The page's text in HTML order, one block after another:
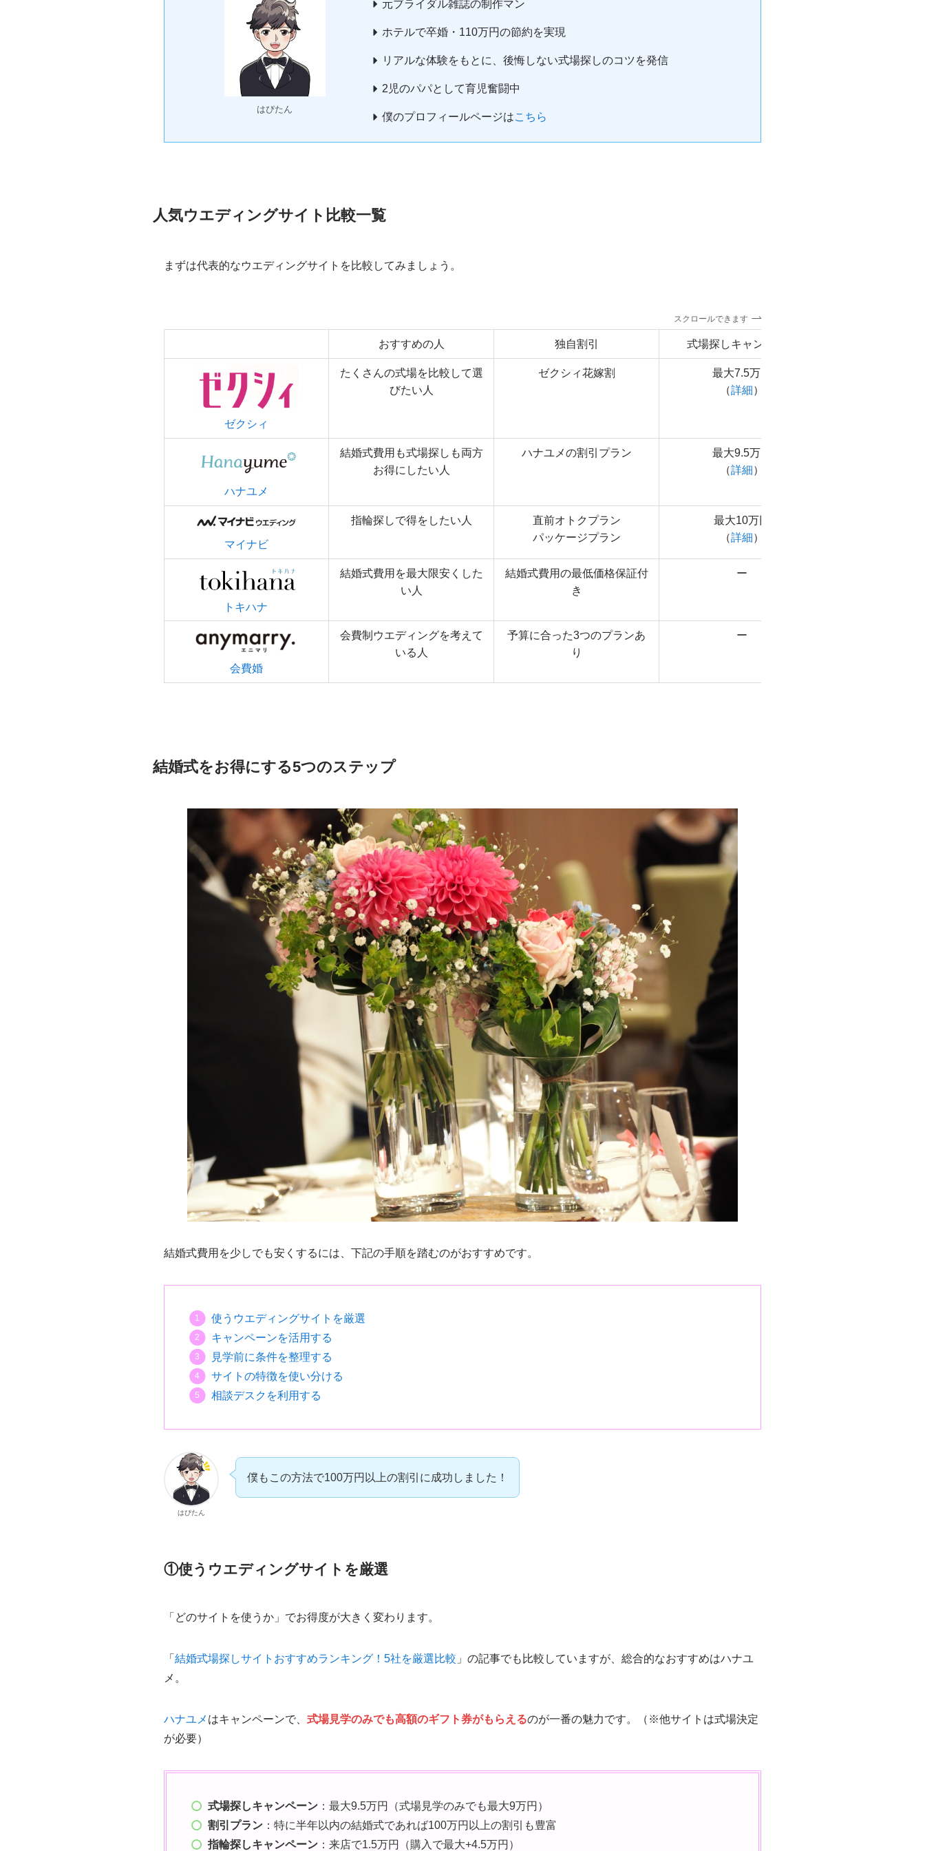
はぴたん
元ブライダル雑誌の制作マン
ホテルで卒婚・110万円の節約を実現
リアルな体験をもとに、後悔しない式場探しのコツを発信
2児のパパとして育児奮闘中
僕のプロフィールページはこちら
人気ウエディングサイト比較一覧
まずは代表的なウエディングサイトを比較してみましょう。
スクロールできます
おすすめの人 独自割引 式場探しキャンペーン
ゼクシィ
たくさんの式場を比較して選
びたい人
ゼクシィ花嫁割
最大7.5万円
（詳細）
ハナユメ
結婚式費用も式場探しも両方
お得にしたい人
ハナユメの割引プラン
最大9.5万円
（詳細）
マイナビ
指輪探しで得をしたい人
直前オトクプラン
パッケージプラン
最大10万円
（詳細）
トキハナ
結婚式費用を最大限安くした
い人
結婚式費用の最低価格保証付
き
ー
会費婚
会費制ウエディングを考えて
いる人
予算に合った3つのプランあ
り
ー
結婚式をお得にする5つのステップ
結婚式費用を少しでも安くするには、下記の手順を踏むのがおすすめです。
使うウエディングサイトを厳選
キャンペーンを活用する
見学前に条件を整理する
サイトの特徴を使い分ける
相談デスクを利用する
はぴたん
僕もこの方法で100万円以上の割引に成功しました！
①使うウエディングサイトを厳選
「どのサイトを使うか」でお得度が大きく変わります。
「 結婚式場探しサイトおすすめランキング！5社を厳選比較 」の記事でも比較していますが、 総合的なおすすめはハナユ
メ。
ハナユメ はキャンペーンで、 式場見学のみでも高額のギフト券がもらえるのが一番の魅力です。（※他サイトは式場決定
が必要）
式場探しキャンペーン ：最大9.5万円（式場見学のみでも最大9万円）
割引プラン ：特に半年以内の結婚式であれば100万円以上の割引も豊富
指輪探しキャンペーン ：来店で1.5万円（購入で最大+4.5万円）